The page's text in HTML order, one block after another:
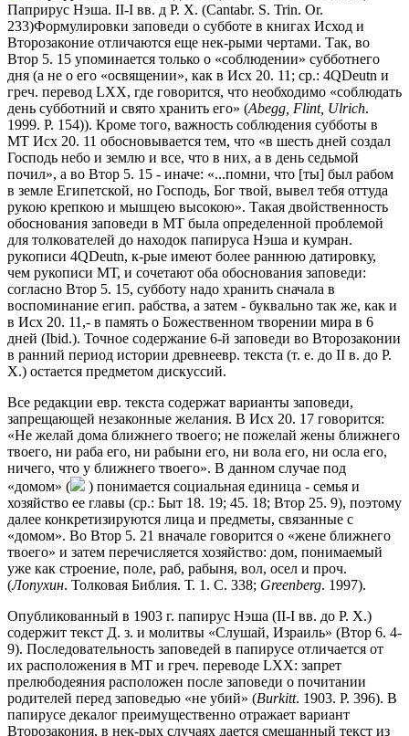
Паприрус Нэша. II-I вв. д Р. Х. (Cantabr. S. Trin. Or.
233)Формулировки заповеди о субботе в книгах Исход и
Второзаконие отличаются еще нек-рыми чертами. Так, во
Втор 5. 15 упоминается только о «соблюдении» субботнего
дня (а не о его «освящении», как в Исх 20. 11; ср.: 4QDeutn и
греч. перевод LXX, где говорится, что необходимо «соблюдать
день субботний и свято хранить его» (Abegg, Flint, Ulrich.
1999. P. 154)). Кроме того, важность соблюдения субботы в
МТ Исх 20. 11 обосновывается тем, что «в шесть дней создал
Господь небо и землю и все, что в них, а в день седьмой
почил», а во Втор 5. 15 - иначе: «...помни, что [ты] был рабом
в земле Египетской, но Господь, Бог твой, вывел тебя оттуда
рукою крепкою и мышцею высокою». Такая двойственность
обоснования заповеди в МТ была определенной проблемой
для толкователей до находок папируса Нэша и кумран.
рукописи 4QDeutn, к-рые имеют более раннюю датировку,
чем рукописи МТ, и сочетают оба обоснования заповеди:
согласно Втор 5. 15, субботу надо хранить сначала в
воспоминание егип. рабства, а затем - буквально так же, как и
в Исх 20. 11,- в память о Божественном творении мира в 6
дней (Ibid.). Точное содержание 6-й заповеди во Второзаконии
в ранний период истории древнеевр. текста (т. е. до II в. до Р.
Х.) остается предметом дискуссий.
Все редакции евр. текста содержат варианты заповеди,
запрещающей незаконные желания. В Исх 20. 17 говорится:
«Не желай дома ближнего твоего; не пожелай жены ближнего
твоего, ни раба его, ни рабыни его, ни вола его, ни осла его,
ничего, что у ближнего твоего». В данном случае под
«домом» (
) понимается социальная единица - семья и
хозяйство ее главы (ср.: Быт 18. 19; 45. 18; Втор 25. 9), поэтому
далее конкретизируются лица и предметы, связанные с
«домом». Во Втор 5. 21 вначале говорится о «жене ближнего
твоего» и затем перечисляется хозяйство: дом, понимаемый
уже как строение, поле, раб, рабыня, вол, осел и проч.
(Лопухин. Толковая Библия. Т. 1. C. 338; Greenberg. 1997).
Опубликованный в 1903 г. папирус Нэша (II-I вв. до Р. Х.)
содержит текст Д. з. и молитвы «Слушай, Израиль» (Втор 6. 4-
9). Последовательность заповедей в папирусе отличается от
их расположения в МТ и греч. переводе LXX: запрет
прелюбодеяния расположен после заповеди о почитании
родителей перед заповедью «не убий» (Burkitt. 1903. P. 396). В
папирусе декалог преимущественно отражает вариант
Второзакония, в нек-рых случаях дается смешанный текст из